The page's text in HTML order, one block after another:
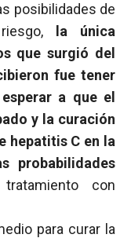
posibilidades de
la única
que surgió del
fue tener
a que el
y la curación
hepatitis C en la
probabilidades
con
para curar la